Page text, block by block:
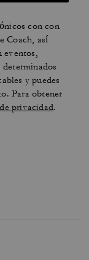
con con
Coach, así
eventos,
y puedes
Para obtener
privacidad.